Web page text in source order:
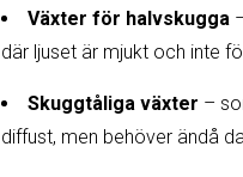
Växter för halvskugga
där ljuset är mjukt och inte
Skuggtåliga växter –
diffust, men behöver ändå